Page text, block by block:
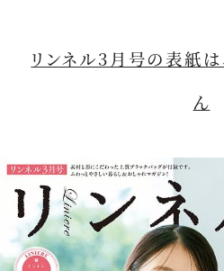
リンネル3月号の表紙は
ん